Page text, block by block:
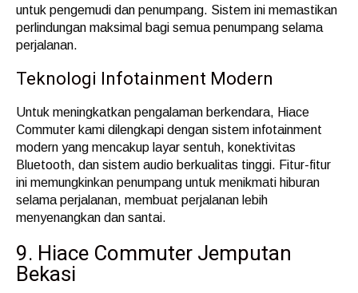
untuk pengemudi dan penumpang. Sistem ini memastikan
perlindungan maksimal bagi semua penumpang selama
perjalanan.
Teknologi Infotainment Modern
Untuk meningkatkan pengalaman berkendara, Hiace
Commuter kami dilengkapi dengan sistem infotainment
modern yang mencakup layar sentuh, konektivitas
Bluetooth, dan sistem audio berkualitas tinggi. Fitur-fitur
ini memungkinkan penumpang untuk menikmati hiburan
selama perjalanan, membuat perjalanan lebih
menyenangkan dan santai.
9. Hiace Commuter Jemputan
Bekasi